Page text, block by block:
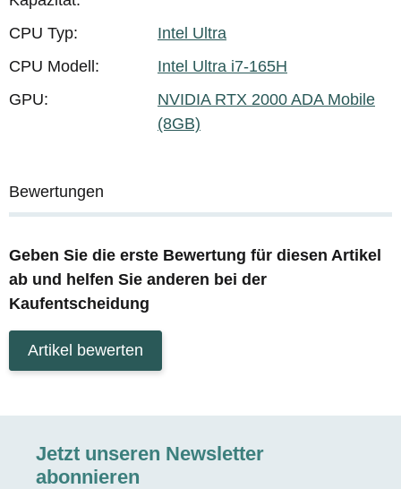
CPU Typ:
Intel Ultra
CPU Modell:
Intel Ultra i7-165H
GPU:
NVIDIA RTX 2000 ADA Mobile
(8GB)
Bewertungen
Geben Sie die erste Bewertung für diesen Artikel
ab und helfen Sie anderen bei der
Kaufentscheidung
Artikel bewerten
Jetzt unseren Newsletter
abonnieren